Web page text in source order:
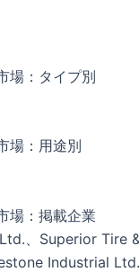
場：タイプ別
場：用途別
場：掲載企業
、Superior Tire
Industrial